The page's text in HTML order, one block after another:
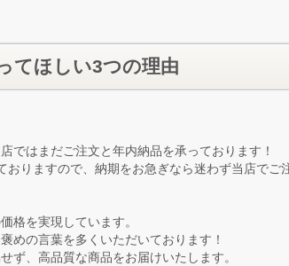
てほしい3つの理由
ではまだご注文と年内納品を承っております！
りますので、納期をお急ぎなら迷わず当店でご
格を実現しています。
めの言葉を多くいただいております！
ず、高品質な商品をお届けいたします。